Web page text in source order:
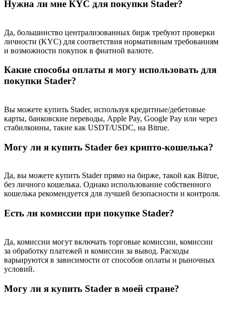
Exclusive for BitMart Users
Precious Metals Trading Carnival
Trade Gold & Silver · 33,333 USDT Bonus
USDT New User Exclusive 10% APR
USDT Flexible Staking | Daily Rewards
New Listing Futures Fest
Crypto World Cup 2026: Grand Finale
77,777+3k Rewards
Нужна ли мне КYC для покупки Stader?
Да, большинство централизованных бирж требуют проверки
личности (KYC) для соответствия нормативным требованиям
и возможности покупок в фиатной валюте.
Какие способы оплаты я могу использовать для
покупки Stader?
Вы можете купить Stader, используя кредитные/дебетовые
карты, банковские переводы, Apple Pay, Google Pay или через
стабилкоины, такие как USDT/USDC, на Bitrue.
Могу ли я купить Stader без крипто-кошелька?
Да, вы можете купить Stader прямо на бирже, такой как Bitrue,
без личного кошелька. Однако использование собственного
кошелька рекомендуется для лучшей безопасности и контроля.
Есть ли комиссии при покупке Stader?
Да, комиссии могут включать торговые комиссии, комиссии
за обработку платежей и комиссии за вывод. Расходы
варьируются в зависимости от способов оплаты и рыночных
условий.
Могу ли я купить Stader в моей стране?